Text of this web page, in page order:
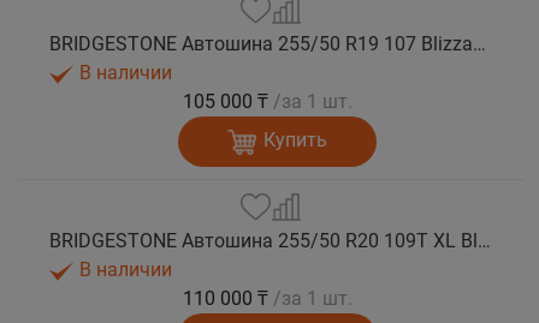
BRIDGESTONE Автошина 255/50 R19 107 Blizzak DM-V3 зима
В наличии
105 000 ₸ /за 1 шт.
Купить
BRIDGESTONE Автошина 255/50 R20 109T XL Blizzak DM-V3 зима
В наличии
110 000 ₸ /за 1 шт.